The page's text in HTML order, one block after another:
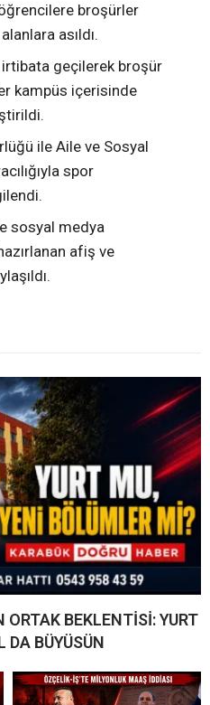
broşürler
asıldı.
geçilerek broşür
kampüs içerisinde
ile Aile ve Sosyal
spor
sosyal medya
afiş ve
ORTAK BEKLENTİSİ: YURT
DA BÜYÜSÜN